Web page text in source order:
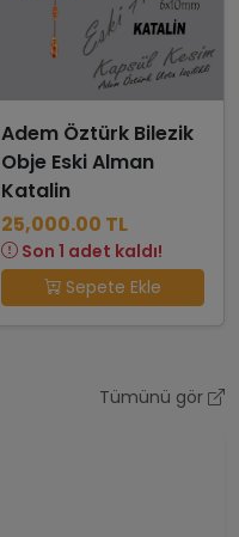
Adem Öztürk Bilezik
Obje Eski Alman
Katalin
25,000.00 TL
Son 1 adet kaldı!
Sepete Ekle
Tümünü gör